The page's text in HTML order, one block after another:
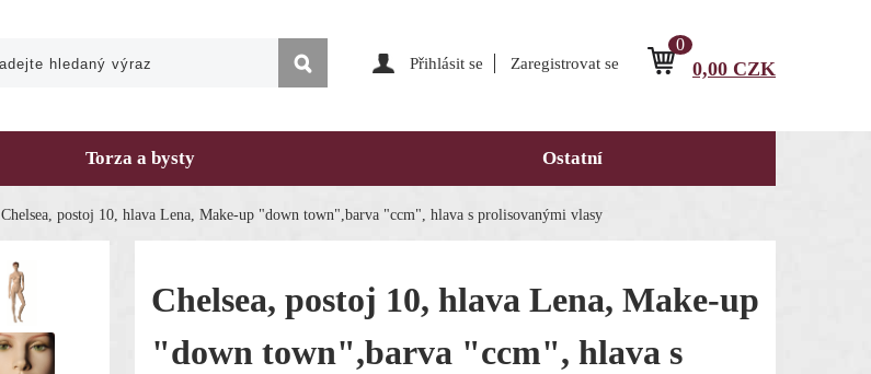
0
0,00 CZK
Přihlásit se Zaregistrovat se
Torza a bysty Ostatní
Chelsea, postoj 10, hlava Lena, Make-up "down town",barva "ccm", hlava s prolisovanými vlasy
Chelsea, postoj 10, hlava Lena, Make-up
"down town",barva "ccm", hlava s